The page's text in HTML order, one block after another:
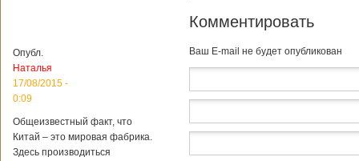
Опубл.
Наталья
17/08/2015 -
0:09
Общеизвестный факт, что
Китай – это мировая фабрика.
Здесь производиться
Комментировать
Baш E-mail не будет опубликован